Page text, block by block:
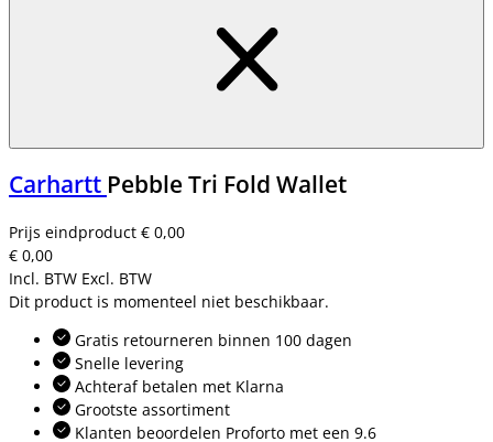
Carhartt Pebble Tri Fold Wallet
Prijs eindproduct € 0,00
€ 0,00
Incl. BTW Excl. BTW
Dit product is momenteel niet beschikbaar.
Gratis retourneren binnen 100 dagen
Snelle levering
Achteraf betalen met Klarna
Grootste assortiment
Klanten beoordelen Proforto met een 9.6